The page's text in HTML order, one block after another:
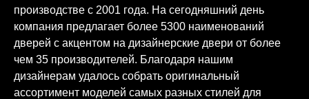
производстве с 2001 года. На сегодняшний день
компания предлагает более 5300 наименований
дверей с акцентом на дизайнерские двери от более
чем 35 производителей. Благодаря нашим
дизайнерам удалось собрать оригинальный
ассортимент моделей самых разных стилей для